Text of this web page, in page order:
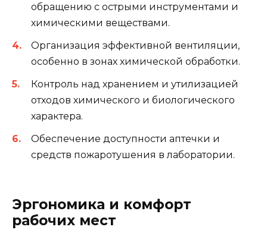
обращению с острыми инструментами и
химическими веществами.
Организация эффективной вентиляции,
особенно в зонах химической обработки.
Контроль над хранением и утилизацией
отходов химического и биологического
характера.
Обеспечение доступности аптечки и
средств пожаротушения в лаборатории.
Эргономика и комфорт
рабочих мест